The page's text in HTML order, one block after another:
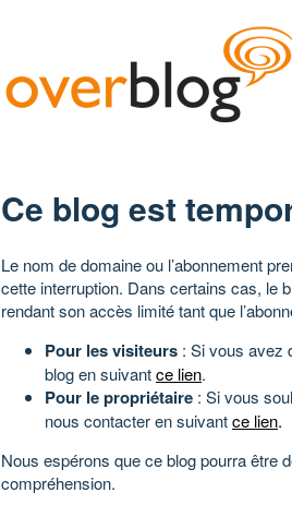
Ce blog est
Le nom de domaine ou l’abonnement
cette interruption. Dans certains cas, le
rendant son accès limité tant que
Pour les visiteurs : Si vous avez
blog en suivantce lien.
Pour le propriétaire : Si vous
nous contacter en suivantce lien.
Nous espérons que ce blog pourra être
compréhension.